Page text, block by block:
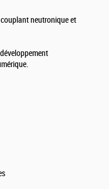
neutronique et